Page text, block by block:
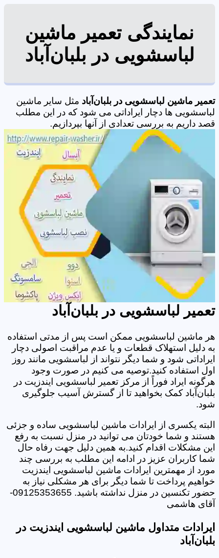
نمایندگی تعمیر ماشین
لباسشویی در بلبان‌آباد
تعمیر ماشین لباسشویی در بلبان‌آباد مثل سایر ماشین
لباسشویی ها دچار ایراداتی می شود که در این مطلب
قصد داریم به بررسی تعدادی از آنها بپردازیم.
تعمیر لباسشویی در بلبان‌آباد
هر ماشین لباسشویی ممکن است پس از مدتی استفاده
به دلیل استهلاک قطعات و یا عدم مراقبت اصولی دچار
ایراداتی شود و شما دیگر نتواند از لباسشویی مانند روز
اول استفاده کنید.توصیه می کنیم در صورت وجود
هرگونه ایراد فوراً از مرکز تعمیر لباسشویی ایندزیت در
بلبان‌آباد کمک بخواهید تا از گسترش آسیب جلوگیری
شود.
البته یکسری از ایرادات ماشین لباسشویی ساده و جزئی
هستند و شما خودتان می توانید در منزل نسبت به رفع
این مشکلات اقدام کنید.به همین دلیل جهت رفاه حال
شما کاربران عزیز در ادامه این مطلب به بررسی چند
مورد از مهمترین ایرادات ماشین لباسشویی ایندزیت
خواهیم پرداخت تا شما دیگر برای هر مشکلی نیاز به
حضور تکنسین در منزل نداشته باشید. 09125353655-
آقای هاشمی
ایرادات متداول ماشین لباسشویی ایندزیت در
بلبان‌آباد